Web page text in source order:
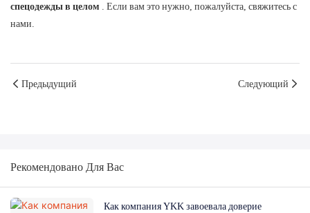
спецодежды в целом . Если вам это нужно, пожалуйста, свяжитесь с
нами.
Предыдущий Следующий
Рекомендовано Для Вас
Как компания YKK завоевала доверие